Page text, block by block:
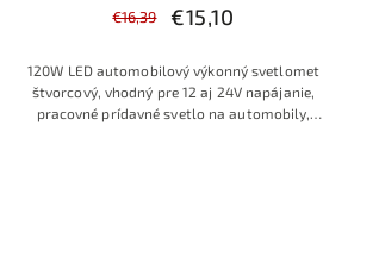
€16,39 €15,10
120W LED automobilový výkonný svetlomet
štvorcový, vhodný pre 12 aj 24V napájanie,
pracovné prídavné svetlo na automobily,